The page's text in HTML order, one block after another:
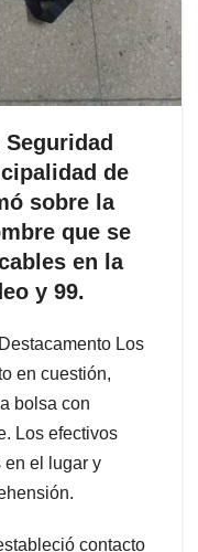
de
sobre la
que se
en la
y 99.
Los
en cuestión,
bolsa con
Los efectivos
en el lugar y
contacto